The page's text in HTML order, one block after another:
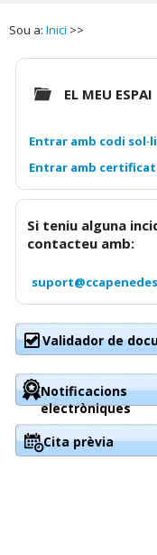
Sou a: Inici >>
EL MEU ESPAI
Entrar amb codi
Si teniu alguna
contacteu amb:
Validador de
Notificacions
electròniques
Cita prèvia